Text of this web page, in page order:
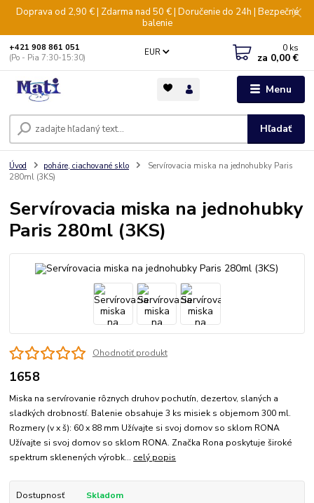
Doprava od 2,90 € | Zdarma nad 50 € | Doručenie do 24h | Bezpečné
balenie
Menu
EUR
Hľadať
+421 908 861 051
(Po - Pia 7:30-15:30)
0 ks
za 0,00 €
Úvod poháre, ciachované sklo
Servírovacia miska na jednohubky Paris
280ml (3KS)
Servírovacia miska na jednohubky
Paris 280ml (3KS)
Ohodnotiť produkt
1658
Miska na servírovanie rôznych druhov pochutín, dezertov, slaných a
sladkých drobností. Balenie obsahuje 3 ks misiek s objemom 300 ml.
Rozmery (v x š): 60 x 88 mm Užívajte si svoj domov so sklom RONA
Užívajte si svoj domov so sklom RONA. Značka Rona poskytuje široké
spektrum sklenených výrobk... celý popis
Dostupnosť Skladom